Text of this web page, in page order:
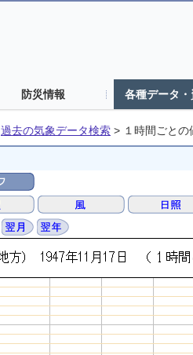
防災情報 各種データ・
過去の気象データ検索 > １時間ごとの